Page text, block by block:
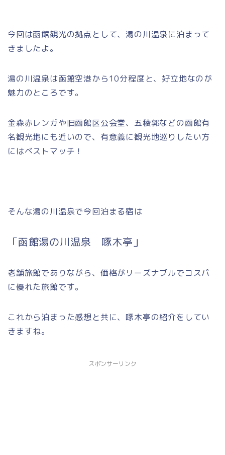
今回は函館観光の拠点として、湯の川温泉に泊まって
きましたよ。
湯の川温泉は函館空港から10分程度と、好立地なのが
魅力のところです。
金森赤レンガや旧函館区公会堂、五稜郭などの函館有
名観光地にも近いので、有意義に観光地巡りしたい方
にはベストマッチ！
そんな湯の川温泉で今回泊まる宿は
「函館湯の川温泉 啄木亭」
老舗旅館でありながら、価格がリーズナブルでコスパ
に優れた旅館です。
これから泊まった感想と共に、啄木亭の紹介をしてい
きますね。
スポンサーリンク